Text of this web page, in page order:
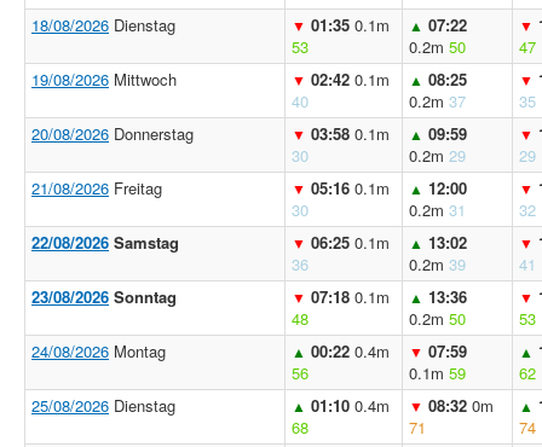
18/08/2026 Dienstag ▼ 01:35 0.1m
53
▲ 07:22
0.2m 50
▼
47
19/08/2026 Mittwoch ▼ 02:42 0.1m
40
▲ 08:25
0.2m 37
▼
35
20/08/2026 Donnerstag ▼ 03:58 0.1m
30
▲ 09:59
0.2m 29
▼
29
21/08/2026 Freitag ▼ 05:16 0.1m
30
▲ 12:00
0.2m 31
▼
32
22/08/2026 Samstag ▼ 06:25 0.1m
36
▲ 13:02
0.2m 39
▼
41
23/08/2026 Sonntag ▼ 07:18 0.1m
48
▲ 13:36
0.2m 50
▼
53
24/08/2026 Montag ▲ 00:22 0.4m
56
▼ 07:59
0.1m 59
▲
62
25/08/2026 Dienstag ▲ 01:10 0.4m
68
▼ 08:32 0m
71
▲
74